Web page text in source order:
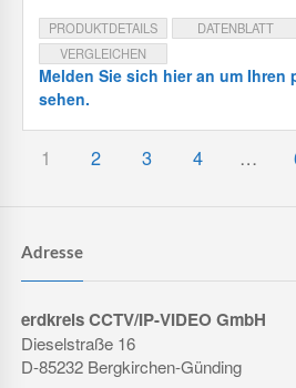
PRODUKTDETAILS
DATENBLATT
VERGLEICHEN
Melden Sie sich hier an um Ihren
sehen.
1 2 3 4 …
Adresse
erdkreis CCTV/IP-VIDEO GmbH
Dieselstraße 16
D-85232 Bergkirchen-Günding